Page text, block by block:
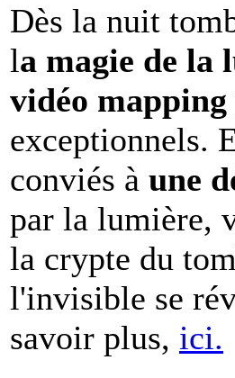
Dès la nuit
la magie de la
vidéo mapping
exceptionnels.
conviés à une
par la lumière,
la crypte du
l'invisible se
savoir plus, ici.